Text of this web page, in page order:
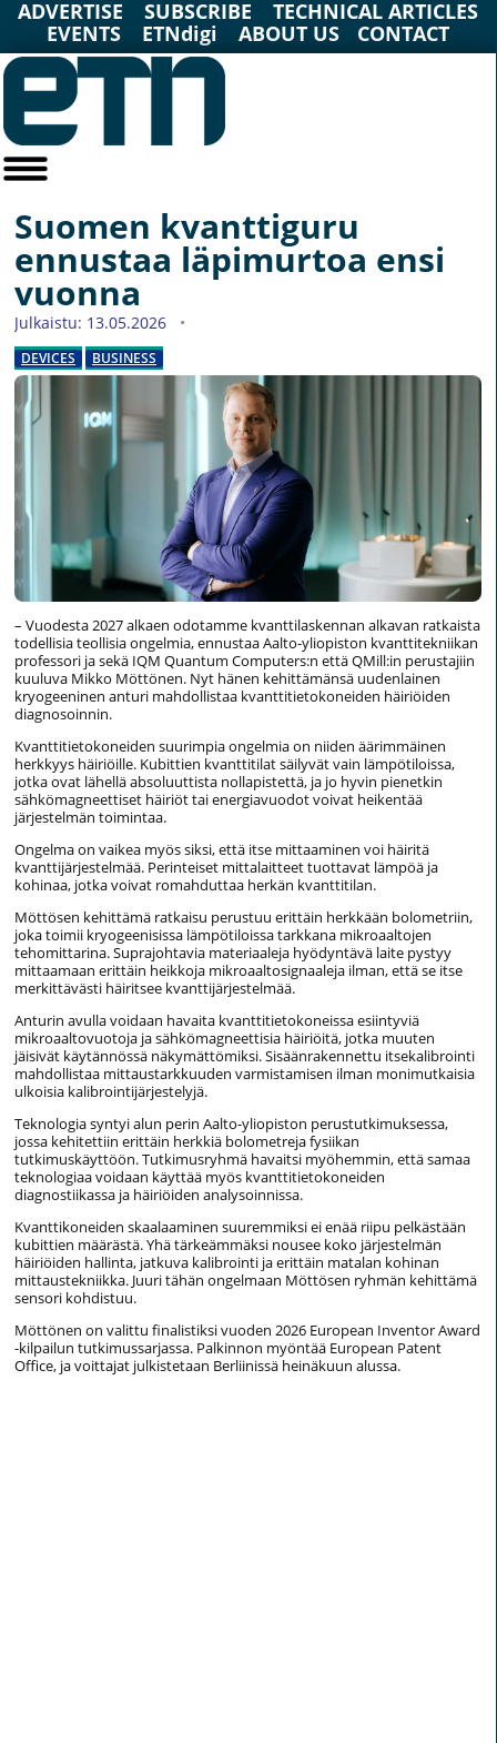
ADVERTISE SUBSCRIBE
TECHNICAL ARTICLES
EVENTS
ETNdigi ABOUT US CONTACT
Suomen kvanttiguru
ennustaa läpimurtoa ensi
vuonna
Julkaistu: 13.05.2026
DEVICES BUSINESS
– Vuodesta 2027 alkaen odotamme kvanttilaskennan alkavan ratkaista
todellisia teollisia ongelmia, ennustaa Aalto-yliopiston kvanttitekniikan
professori ja sekä IQM Quantum Computers:n että QMill:in perustajiin
kuuluva Mikko Möttönen. Nyt hänen kehittämänsä uudenlainen
kryogeeninen anturi mahdollistaa kvanttitietokoneiden häiriöiden
diagnosoinnin.
Kvanttitietokoneiden suurimpia ongelmia on niiden äärimmäinen
herkkyys häiriöille. Kubittien kvanttitilat säilyvät vain lämpötiloissa,
jotka ovat lähellä absoluuttista nollapistettä, ja jo hyvin pienetkin
sähkömagneettiset häiriöt tai energiavuodot voivat heikentää
järjestelmän toimintaa.
Ongelma on vaikea myös siksi, että itse mittaaminen voi häiritä
kvanttijärjestelmää. Perinteiset mittalaitteet tuottavat lämpöä ja
kohinaa, jotka voivat romahduttaa herkän kvanttitilan.
Möttösen kehittämä ratkaisu perustuu erittäin herkkään bolometriin,
joka toimii kryogeenisissa lämpötiloissa tarkkana mikroaaltojen
tehomittarina. Suprajohtavia materiaaleja hyödyntävä laite pystyy
mittaamaan erittäin heikkoja mikroaaltosignaaleja ilman, että se itse
merkittävästi häiritsee kvanttijärjestelmää.
Anturin avulla voidaan havaita kvanttitietokoneissa esiintyviä
mikroaaltovuotoja ja sähkömagneettisia häiriöitä, jotka muuten
jäisivät käytännössä näkymättömiksi. Sisäänrakennettu itsekalibrointi
mahdollistaa mittaustarkkuuden varmistamisen ilman monimutkaisia
ulkoisia kalibrointijärjestelyjä.
Teknologia syntyi alun perin Aalto-yliopiston perustutkimuksessa,
jossa kehitettiin erittäin herkkiä bolometreja fysiikan
tutkimuskäyttöön. Tutkimusryhmä havaitsi myöhemmin, että samaa
teknologiaa voidaan käyttää myös kvanttitietokoneiden
diagnostiikassa ja häiriöiden analysoinnissa.
Kvanttikoneiden skaalaaminen suuremmiksi ei enää riipu pelkästään
kubittien määrästä. Yhä tärkeämmäksi nousee koko järjestelmän
häiriöiden hallinta, jatkuva kalibrointi ja erittäin matalan kohinan
mittaustekniikka. Juuri tähän ongelmaan Möttösen ryhmän kehittämä
sensori kohdistuu.
Möttönen on valittu finalistiksi vuoden 2026 European Inventor Award
-kilpailun tutkimussarjassa. Palkinnon myöntää European Patent
Office, ja voittajat julkistetaan Berliinissä heinäkuun alussa.